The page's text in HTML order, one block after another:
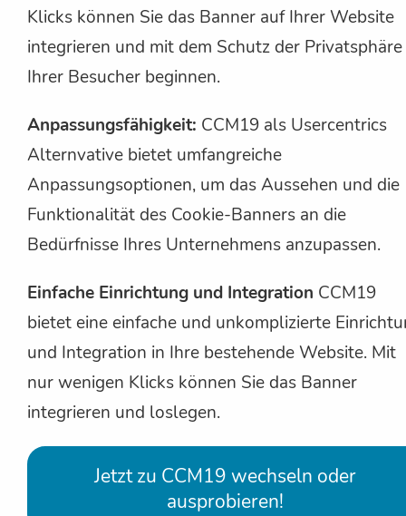
Klicks können Sie das Banner auf Ihrer Website
integrieren und mit dem Schutz der Privatsphäre
Ihrer Besucher beginnen.
Anpassungsfähigkeit: CCM19 als Usercentrics
Alternvative bietet umfangreiche
Anpassungsoptionen, um das Aussehen und die
Funktionalität des Cookie-Banners an die
Bedürfnisse Ihres Unternehmens anzupassen.
Einfache Einrichtung und Integration CCM19
bietet eine einfache und unkomplizierte
und Integration in Ihre bestehende Website. Mit
nur wenigen Klicks können Sie das Banner
integrieren und loslegen.
Jetzt zu CCM19 wechseln oder
ausprobieren!